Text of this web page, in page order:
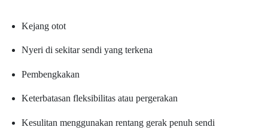
Kejang otot
Nyeri di sekitar sendi yang terkena
Pembengkakan
Keterbatasan fleksibilitas atau pergerakan
Kesulitan menggunakan rentang gerak penuh sendi